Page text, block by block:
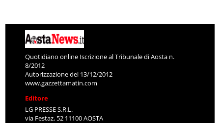
Quotidiano online Iscrizione al Tribunale di Aosta n.
8/2012
Autorizzazione del 13/12/2012
www.gazzettamatin.com
Editore
LG PRESSE S.R.L.
via Festaz, 52 11100 AOSTA